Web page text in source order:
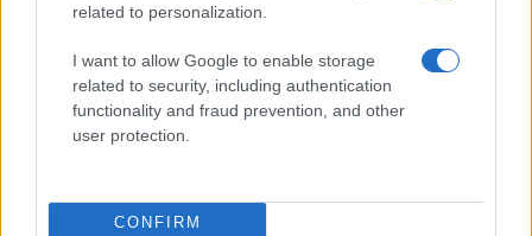
related to personalization.
I want to allow Google to enable storage
related to security, including authentication
functionality and fraud prevention, and other
user protection.
CONFIRM